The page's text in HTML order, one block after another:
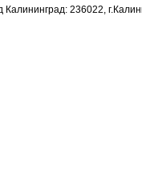
Калининград: 236022,